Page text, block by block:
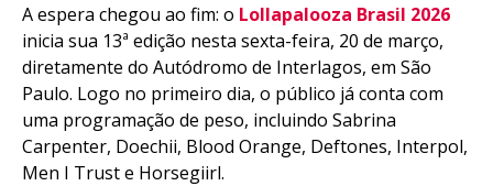
A espera chegou ao fim: o Lollapalooza Brasil 2026
inicia sua 13ª edição nesta sexta-feira, 20 de março,
diretamente do Autódromo de Interlagos, em São
Paulo. Logo no primeiro dia, o público já conta com
uma programação de peso, incluindo Sabrina
Carpenter, Doechii, Blood Orange, Deftones, Interpol,
Men I Trust e Horsegiirl.
Pinterest
Whatsapp